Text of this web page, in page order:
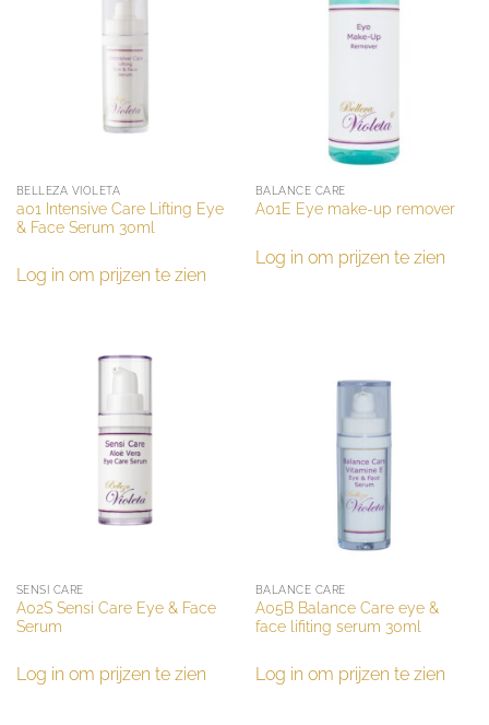
BELLEZA VIOLETA
a01 Intensive Care Lifting Eye
& Face Serum 30ml
Log in om prijzen te zien
BALANCE CARE
A01E Eye make-up remover
Log in om prijzen te zien
SENSI CARE
A02S Sensi Care Eye & Face
Serum
Log in om prijzen te zien
BALANCE CARE
A05B Balance Care eye &
face lifiting serum 30ml
Log in om prijzen te zien